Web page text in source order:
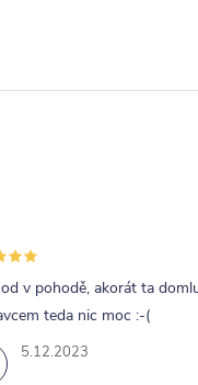
5.12.2023
v pohodě, akorát ta
teda nic moc :-(